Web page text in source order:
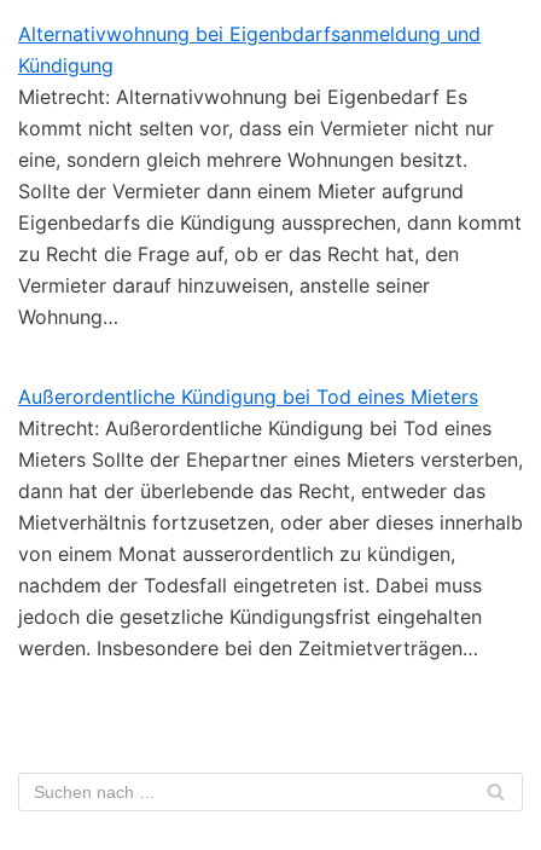
Alternativwohnung bei Eigenbdarfsanmeldung und
Kündigung
Mietrecht: Alternativwohnung bei Eigenbedarf Es
kommt nicht selten vor, dass ein Vermieter nicht nur
eine, sondern gleich mehrere Wohnungen besitzt.
Sollte der Vermieter dann einem Mieter aufgrund
Eigenbedarfs die Kündigung aussprechen, dann kommt
zu Recht die Frage auf, ob er das Recht hat, den
Vermieter darauf hinzuweisen, anstelle seiner
Wohnung…
Außerordentliche Kündigung bei Tod eines Mieters
Mitrecht: Außerordentliche Kündigung bei Tod eines
Mieters Sollte der Ehepartner eines Mieters versterben,
dann hat der überlebende das Recht, entweder das
Mietverhältnis fortzusetzen, oder aber dieses innerhalb
von einem Monat ausserordentlich zu kündigen,
nachdem der Todesfall eingetreten ist. Dabei muss
jedoch die gesetzliche Kündigungsfrist eingehalten
werden. Insbesondere bei den Zeitmietverträgen…